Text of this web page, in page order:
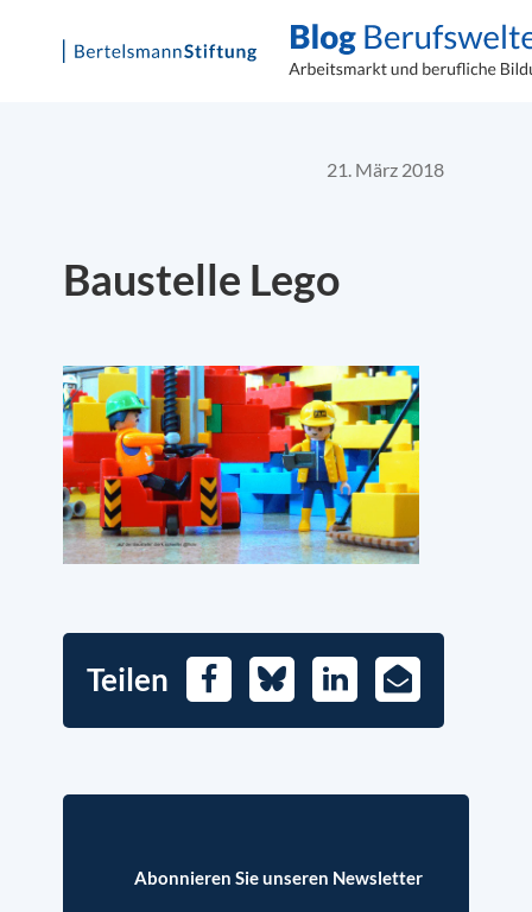
21. März 2018
Baustelle Lego
Teilen FacebookBlueskyLinkedIn
E-
Mail
Abonnieren Sie unseren Newsletter